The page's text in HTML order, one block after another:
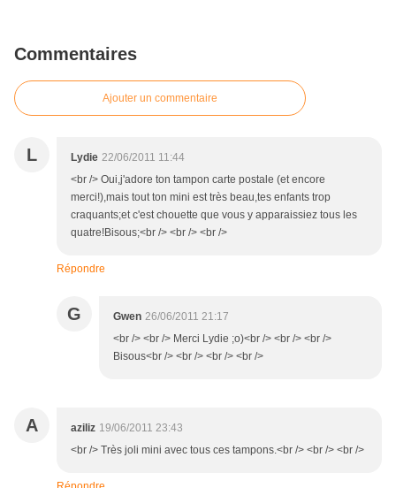
Commentaires
Ajouter un commentaire
L Lydie 22/06/2011 11:44
<br /> Oui,j'adore ton tampon carte postale (et encore
merci!),mais tout ton mini est très beau,tes enfants trop
craquants;et c'est chouette que vous y apparaissiez tous les
quatre!Bisous;<br /> <br /> <br />
Répondre
G Gwen 26/06/2011 21:17
<br /> <br /> Merci Lydie ;o)<br /> <br /> <br />
Bisous<br /> <br /> <br /> <br />
A aziliz 19/06/2011 23:43
<br /> Très joli mini avec tous ces tampons.<br /> <br /> <br />